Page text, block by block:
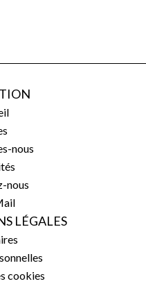
nous
nous
LÉGALES
cookies